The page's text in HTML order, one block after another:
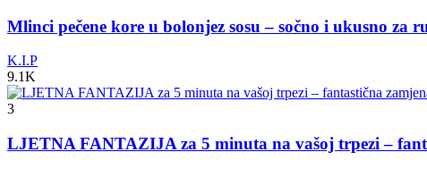
Mlinci pečene kore u bolonjez sosu – sočno i ukusno za
K.I.P
9.1K
3
LJETNA FANTAZIJA za 5 minuta na vašoj trpezi –